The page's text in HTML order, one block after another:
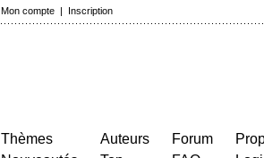
Mon compte | Inscription
Thèmes
Auteurs
Forum